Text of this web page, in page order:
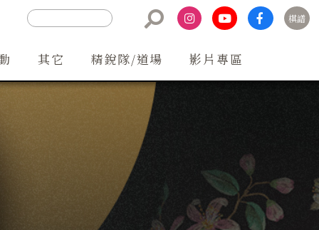
棋譜
其它 精銳隊/道場 影片專區
聯絡方式